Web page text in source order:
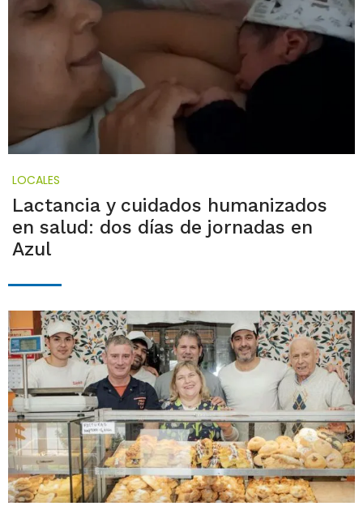
LOCALES
Lactancia y cuidados humanizados
en salud: dos días de jornadas en
Azul